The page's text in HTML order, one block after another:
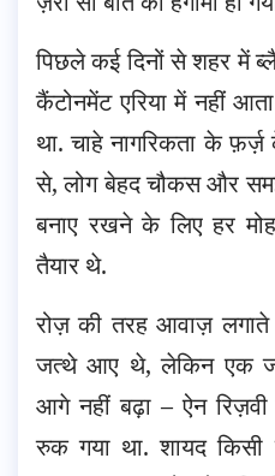
पिछले कई दिनों से शहर में
कैंटोनमेंट एरिया में नहीं
था. चाहे नागरिकता के
से, लोग बेहद चौकस और
बनाए रखने के लिए हर
तैयार थे.
रोज़ की तरह आवाज़
जत्थे आए थे, लेकिन एक
आगे नहीं बढ़ा – ऐन
रुक गया था. शायद किसी